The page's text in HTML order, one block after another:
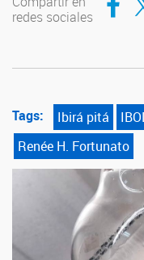
redes sociales
Tags: Ibirá pitá
Renée H. Fortunato